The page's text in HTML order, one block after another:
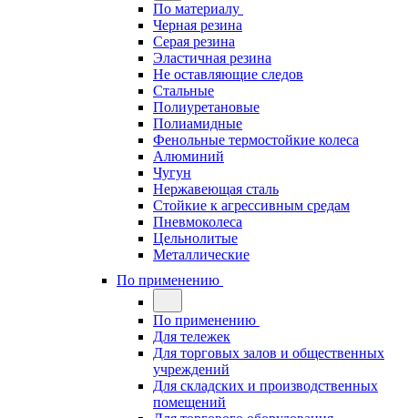
По материалу
Черная резина
Серая резина
Эластичная резина
Не оставляющие следов
Стальные
Полиуретановые
Полиамидные
Фенольные термостойкие колеса
Алюминий
Чугун
Нержавеющая сталь
Стойкие к агрессивным средам
Пневмоколеса
Цельнолитые
Металлические
По применению
По применению
Для тележек
Для торговых залов и общественных
учреждений
Для складских и производственных
помещений